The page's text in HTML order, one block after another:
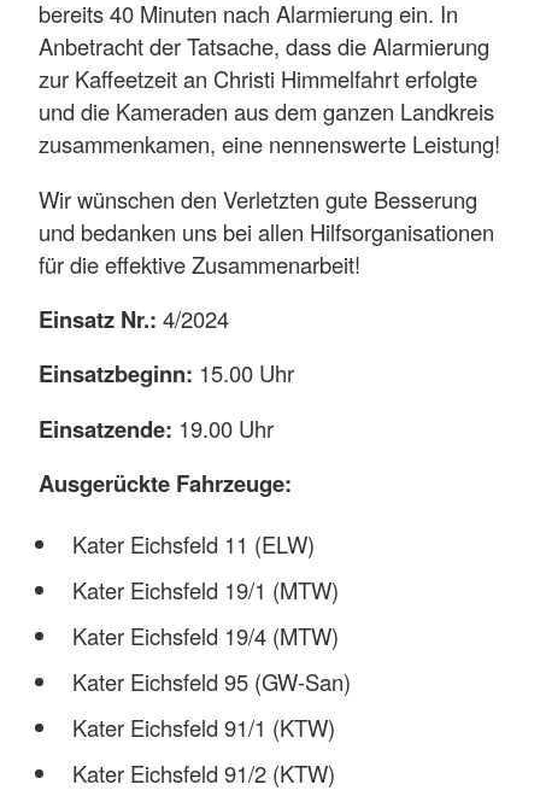
bereits 40 Minuten nach Alarmierung ein. In
Anbetracht der Tatsache, dass die Alarmierung
zur Kaffeetzeit an Christi Himmelfahrt erfolgte
und die Kameraden aus dem ganzen Landkreis
zusammenkamen, eine nennenswerte Leistung!
Wir wünschen den Verletzten gute Besserung
und bedanken uns bei allen Hilfsorganisationen
für die effektive Zusammenarbeit!
Einsatz Nr.: 4/2024
Einsatzbeginn: 15.00 Uhr
Einsatzende: 19.00 Uhr
Ausgerückte Fahrzeuge:
Kater Eichsfeld 11 (ELW)
Kater Eichsfeld 19/1 (MTW)
Kater Eichsfeld 19/4 (MTW)
Kater Eichsfeld 95 (GW-San)
Kater Eichsfeld 91/1 (KTW)
Kater Eichsfeld 91/2 (KTW)